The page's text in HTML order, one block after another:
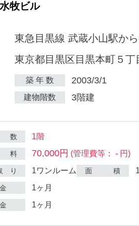
水牧ビル
東急目黒線 武蔵小山駅か
東京都目黒区目黒本町５丁
築 年 数 2003/3/1
建物階数 3階建
数 1階
料 70,000円 (管理費等： - 円)
り 1ワンルーム 面 積
1ヶ月
1ヶ月